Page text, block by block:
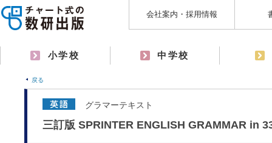
会社案内・採用情報
小学校 中学校
戻る
グラマーテキスト
三訂版 SPRINTER ENGLISH GRAMMAR in